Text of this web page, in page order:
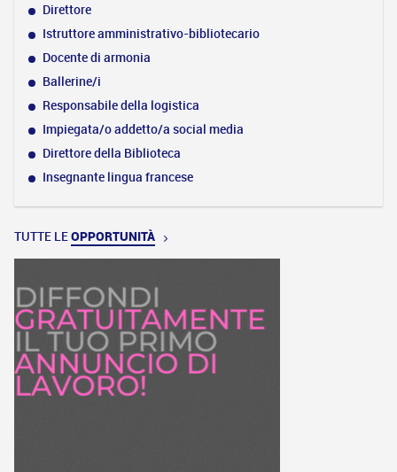
Direttore
Istruttore amministrativo-bibliotecario
Docente di armonia
Ballerine/i
Responsabile della logistica
Impiegata/o addetto/a social media
Direttore della Biblioteca
Insegnante lingua francese
TUTTE LEOPPORTUNITÀ